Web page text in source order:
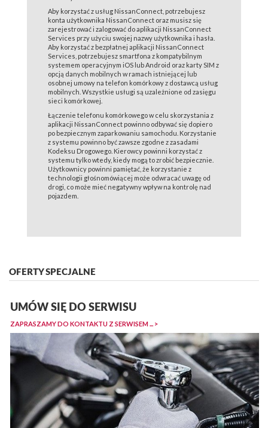
Aby korzystać z usług NissanConnect, potrzebujesz
konta użytkownika NissanConnect oraz musisz się
zarejestrować i zalogować do aplikacji NissanConnect
Services przy użyciu swojej nazwy użytkownika i hasła.
Aby korzystać z bezpłatnej aplikacji NissanConnect
Services, potrzebujesz smartfona z kompatybilnym
systemem operacyjnym iOS lub Android oraz karty SIM z
opcją danych mobilnych w ramach istniejącej lub
osobnej umowy na telefon komórkowy z dostawcą usług
mobilnych. Wszystkie usługi są uzależnione od zasięgu
sieci komórkowej.
Łączenie telefonu komórkowego w celu skorzystania z
aplikacji NissanConnect powinno odbywać się dopiero
po bezpiecznym zaparkowaniu samochodu. Korzystanie
z systemu powinno być zawsze zgodne z zasadami
Kodeksu Drogowego. Kierowcy powinni korzystać z
systemu tylko wtedy, kiedy mogą to zrobić bezpiecznie.
Użytkownicy powinni pamiętać, że korzystanie z
technologii głośnomówiącej może odwracać uwagę od
drogi, co może mieć negatywny wpływ na kontrolę nad
pojazdem.
OFERTY SPECJALNE
UMÓW SIĘ DO SERWISU
ZAPRASZAMY DO KONTAKTU Z SERWISEM ... >